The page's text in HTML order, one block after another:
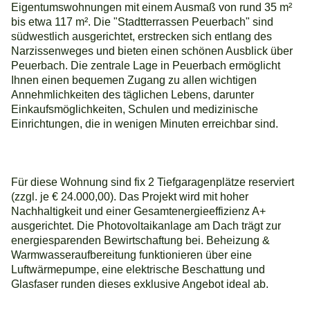
Eigentumswohnungen mit einem Ausmaß von rund 35 m²
bis etwa 117 m². Die "Stadtterrassen Peuerbach" sind
südwestlich ausgerichtet, erstrecken sich entlang des
Narzissenweges und bieten einen schönen Ausblick über
Peuerbach. Die zentrale Lage in Peuerbach ermöglicht
Ihnen einen bequemen Zugang zu allen wichtigen
Annehmlichkeiten des täglichen Lebens, darunter
Einkaufsmöglichkeiten, Schulen und medizinische
Einrichtungen, die in wenigen Minuten erreichbar sind.
Für diese Wohnung sind fix 2 Tiefgaragenplätze reserviert
(zzgl. je € 24.000,00). Das Projekt wird mit hoher
Nachhaltigkeit und einer Gesamtenergieeffizienz A+
ausgerichtet. Die Photovoltaikanlage am Dach trägt zur
energiesparenden Bewirtschaftung bei. Beheizung &
Warmwasseraufbereitung funktionieren über eine
Luftwärmepumpe, eine elektrische Beschattung und
Glasfaser runden dieses exklusive Angebot ideal ab.